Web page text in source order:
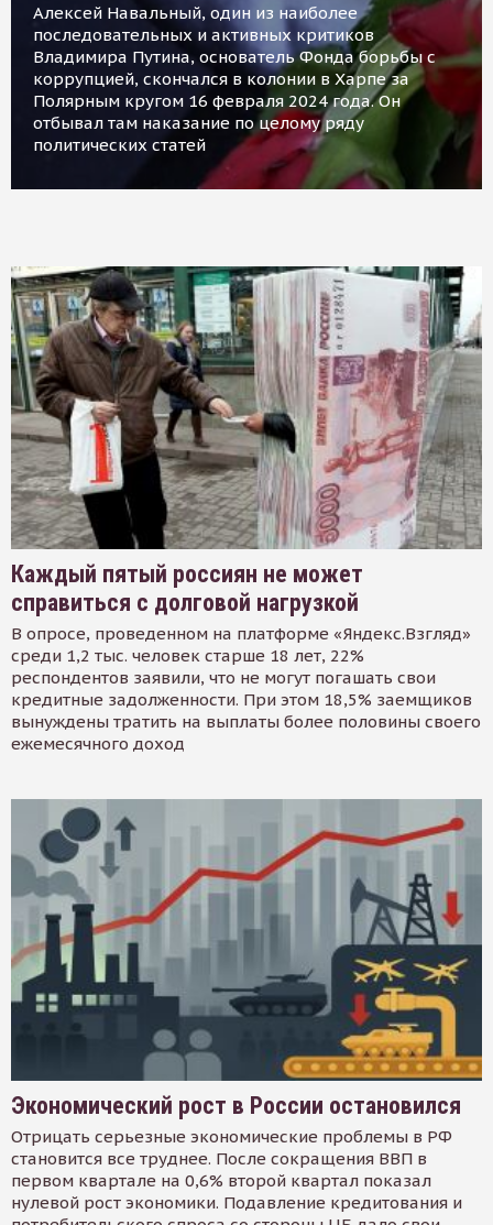
Алексей Навальный, один из наиболее
последовательных и активных критиков
Владимира Путина, основатель Фонда борьбы с
коррупцией, скончался в колонии в Харпе за
Полярным кругом 16 февраля 2024 года. Он
отбывал там наказание по целому ряду
политических статей
Каждый пятый россиян не может
справиться с долговой нагрузкой
В опросе, проведенном на платформе «Яндекс.Взгляд»
среди 1,2 тыс. человек старше 18 лет, 22%
респондентов заявили, что не могут погашать свои
кредитные задолженности. При этом 18,5% заемщиков
вынуждены тратить на выплаты более половины своего
ежемесячного доход
Экономический рост в России остановился
Отрицать серьезные экономические проблемы в РФ
становится все труднее. После сокращения ВВП в
первом квартале на 0,6% второй квартал показал
нулевой рост экономики. Подавление кредитования и